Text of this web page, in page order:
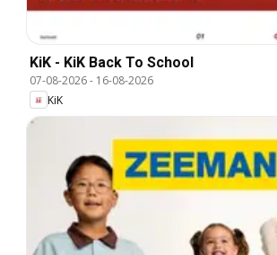
KiK - KiK Back To School
07-08-2026- 16-08-2026
KiK